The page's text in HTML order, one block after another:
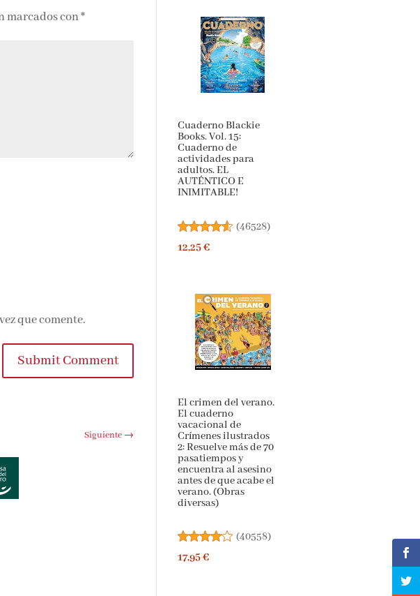
marcados con*
que comente.
Submit Comment
Siguiente→
Cuaderno Blackie
Books. Vol. 15:
Cuaderno de
actividades para
adultos. EL
AUTÉNTICO E
INIMITABLE!
El crimen del
verano. El cuaderno
vacacional de
Crímenes ilustrados
2: Resuelve más de 70
pasatiempos y
encuentra al asesino
antes de que acabe
el verano. (Obras
diversas)
40558
)
17,95 €